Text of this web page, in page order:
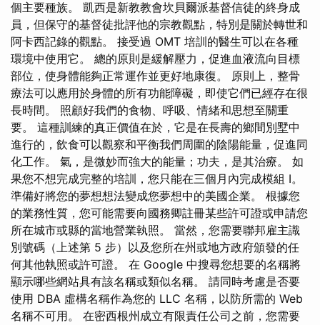
個主要種族。 凱西是新教教會坎貝爾派基督信徒的終身成
員，但保守的基督徒批評他的宗教觀點，特別是關於轉世和
阿卡西記錄的觀點。 接受過 OMT 培訓的醫生可以在各種
環境中使用它。 總的原則是緩解壓力，促進血液流向目標
部位，使身體能夠正常運作並更好地康復。 原則上，整骨
療法可以應用於身體的所有功能障礙，即使它們已經存在很
長時間。 照顧好我們的食物、呼吸、情緒和思想至關重
要。 這種訓練的真正價值在於，它是在長壽的鄉間別墅中
進行的，飲食可以觀察和平衡我們周圍的陰陽能量，促進同
化工作。 氣，是微妙而強大的能量；功夫，是其治療。 如
果您不想完成完整的培訓，您只能在三個月內完成模組 I。
準備好將您的夢想想法變成您夢想中的美國企業。 根據您
的業務性質，您可能需要向國務卿註冊某些許可證或申請您
所在城市或縣的當地營業執照。 當然，您需要聯邦雇主識
別號碼（上述第 5 步）以及您所在州或地方政府頒發的任
何其他執照或許可證。 在 Google 中搜尋您想要的名稱將
顯示哪些網站具有該名稱或類似名稱。 請同時考慮是否要
使用 DBA 虛構名稱作為您的 LLC 名稱，以防所需的 Web
名稱不可用。 在密西根州成立有限責任公司之前，您需要